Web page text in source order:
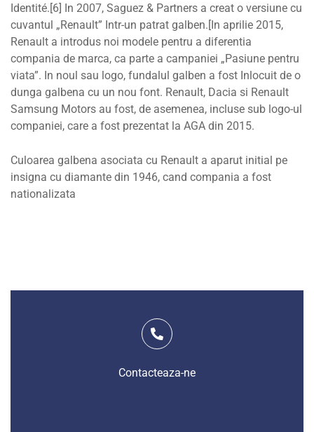
Identité.[6] In 2007, Saguez & Partners a creat o versiune cu
cuvantul „Renault” Intr-un patrat galben.[In aprilie 2015,
Renault a introdus noi modele pentru a diferentia
compania de marca, ca parte a campaniei „Pasiune pentru
viata”. In noul sau logo, fundalul galben a fost Inlocuit de o
dunga galbena cu un nou font. Renault, Dacia si Renault
Samsung Motors au fost, de asemenea, incluse sub logo-ul
companiei, care a fost prezentat la AGA din 2015.
Culoarea galbena asociata cu Renault a aparut initial pe
insigna cu diamante din 1946, cand compania a fost
nationalizata
Contacteaza-ne